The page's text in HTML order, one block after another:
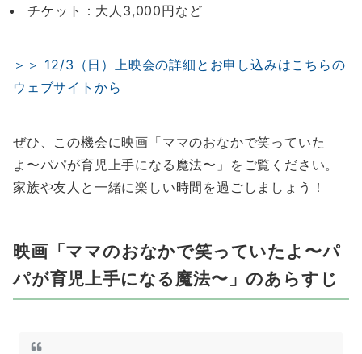
チケット：大人3,000円など
＞＞ 12/3（日）上映会の詳細とお申し込みはこちらの
ウェブサイトから
ぜひ、この機会に映画「ママのおなかで笑っていた
よ〜パパが育児上手になる魔法〜」をご覧ください。
家族や友人と一緒に楽しい時間を過ごしましょう！
映画「ママのおなかで笑っていたよ〜パ
パが育児上手になる魔法〜」のあらすじ